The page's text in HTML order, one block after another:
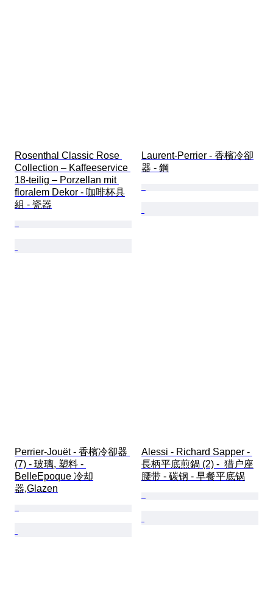
Rosenthal Classic Rose
Collection – Kaffeeservice
18-teilig – Porzellan mit
floralem Dekor - 咖啡杯具
組 - 瓷器
Laurent-Perrier - 香檳冷卻
器 - 鋼
Perrier-Jouët - 香檳冷卻器
(7) - 玻璃, 塑料 -
BelleEpoque 冷却
器,Glazen
Alessi - Richard Sapper -
長柄平底煎鍋 (2) -  猎户座
腰带 - 碳钢 - 早餐平底锅